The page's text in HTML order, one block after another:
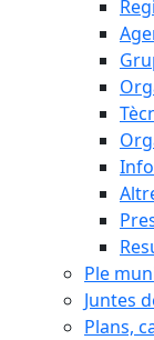
Ple
Juntes
Plans,